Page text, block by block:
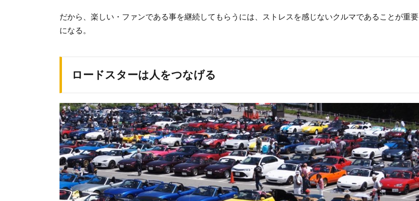
だから、楽しい・ファンである事を継続してもらうには、ストレスを感じないクルマであることが重要
になる。
ロードスターは人をつなげる